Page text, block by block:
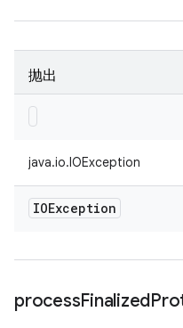
抛出
java.io.IOException
IOException
processFinalized